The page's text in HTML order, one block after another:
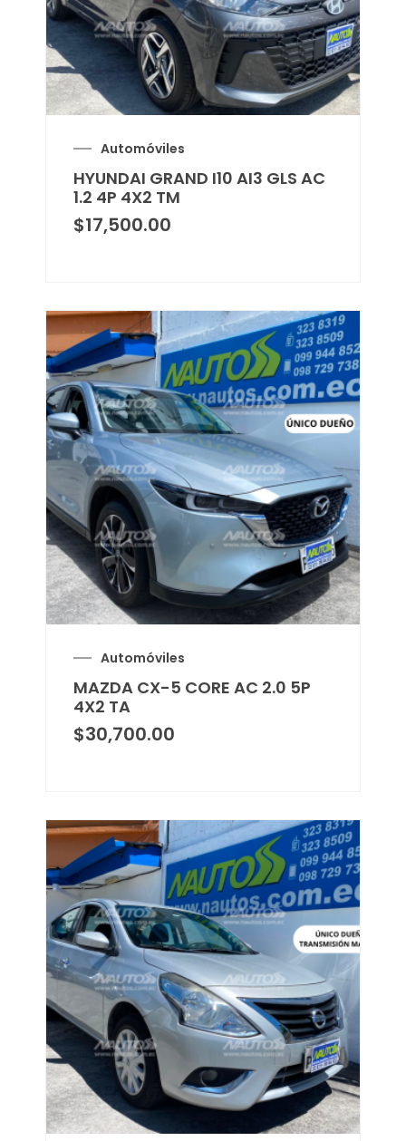
Automóviles
HYUNDAI GRAND I10 AI3 GLS AC
1.2 4P 4X2 TM
$17,500.00
Automóviles
MAZDA CX-5 CORE AC 2.0 5P
4X2 TA
$30,700.00